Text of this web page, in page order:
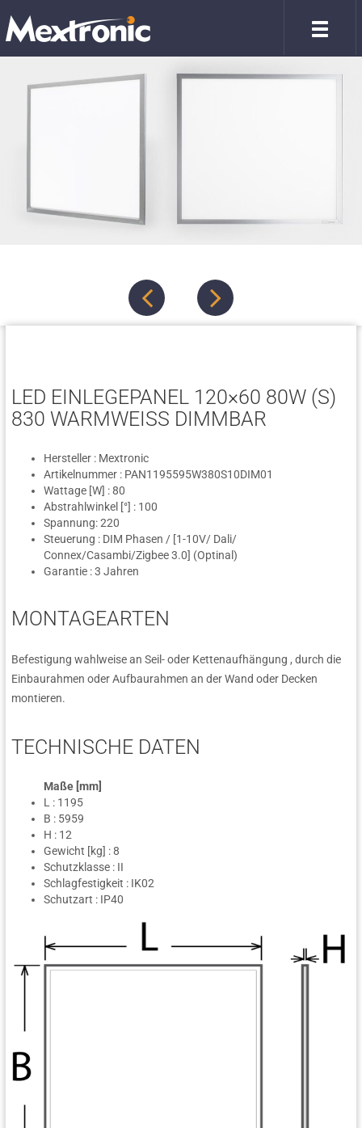
LED EINLEGEPANEL 120×60 80W (S)
830 WARMWEISS DIMMBAR
Hersteller : Mextronic
Artikelnummer : PAN1195595W380S10DIM01
Wattage [W] : 80
Abstrahlwinkel [°] : 100
Spannung: 220
Steuerung : DIM Phasen / [1-10V/ Dali/
Connex/Casambi/Zigbee 3.0] (Optinal)
Garantie : 3 Jahren
MONTAGEARTEN
Befestigung wahlweise an Seil- oder Kettenaufhängung , durch die
Einbaurahmen oder Aufbaurahmen an der Wand oder Decken
montieren.
TECHNISCHE DATEN
Maße [mm]
L : 1195
B : 5959
H : 12
Gewicht [kg] : 8
Schutzklasse : II
Schlagfestigkeit : IK02
Schutzart : IP40